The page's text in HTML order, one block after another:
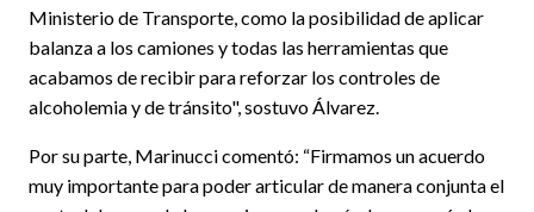
Ministerio de Transporte, como la posibilidad de aplicar
balanza a los camiones y todas las herramientas que
acabamos de recibir para reforzar los controles de
alcoholemia y de tránsito", sostuvo Álvarez.
Por su parte, Marinucci comentó: “Firmamos un acuerdo
muy importante para poder articular de manera conjunta el